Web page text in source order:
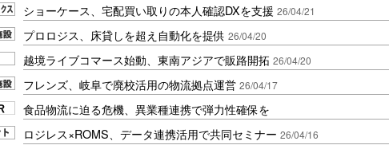
ショーケース、宅配買い取りの本人確認DXを支援 26/04/21
プロロジス、床貸しを超え自動化を提供 26/04/20
越境ライブコマース始動、東南アジアで販路開拓 26/04/20
フレンズ、岐阜で廃校活用の物流拠点運営 26/04/17
食品物流に迫る危機、異業種連携で弾力性確保を
ロジレス×ROMS、データ連携活用で共同セミナー 26/04/16